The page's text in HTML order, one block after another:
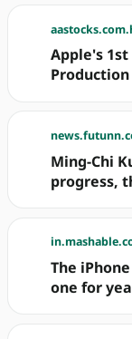
Apple's
Production
Ming-Chi
progress,
The
one for